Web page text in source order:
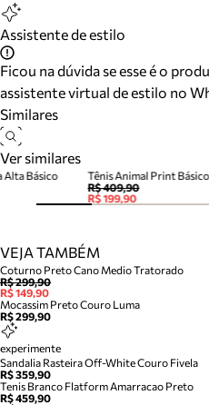
Assistente de estilo
Ficou na dúvida se esse é o
assistente virtual de estilo no
Similares
Ver similares
Tênis Animal Print Básico
R$ 409,90
R$ 199,90
Alta Básico
VEJA TAMBÉM
Coturno Preto Cano Medio Tratorado
R$ 299,90
R$ 149,90
Mocassim Preto Couro Luma
R$ 299,90
experimente
Sandalia Rasteira Off-White Couro Fivela
R$ 359,90
Tenis Branco Flatform Amarracao Preto
R$ 459,90